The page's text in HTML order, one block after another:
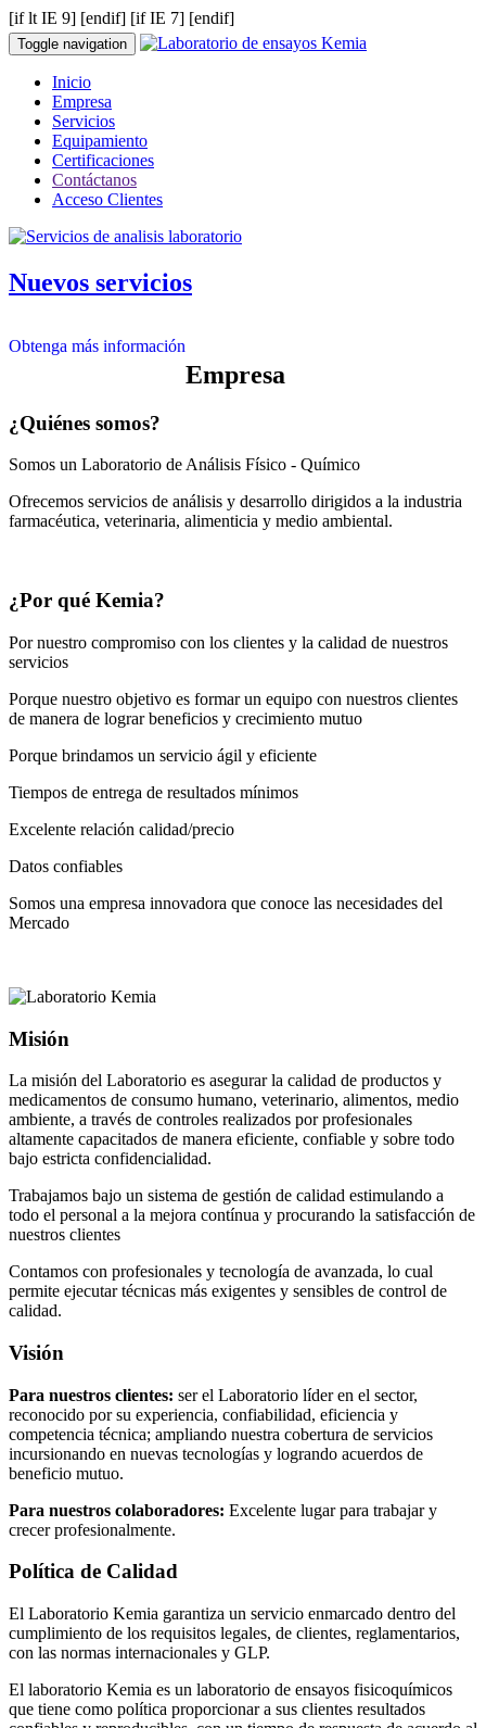
[if lt IE 9] [endif] [if IE 7] [endif]
Toggle navigation
Inicio
Empresa
Servicios
Equipamiento
Certificaciones
Contáctanos
Acceso Clientes
Nuevos servicios
Obtenga más información
Empresa
¿Quiénes somos?
Somos un Laboratorio de Análisis Físico - Químico
Ofrecemos servicios de análisis y desarrollo dirigidos a la industria
farmacéutica, veterinaria, alimenticia y medio ambiental.
¿Por qué Kemia?
Por nuestro compromiso con los clientes y la calidad de nuestros
servicios
Porque nuestro objetivo es formar un equipo con nuestros clientes
de manera de lograr beneficios y crecimiento mutuo
Porque brindamos un servicio ágil y eficiente
Tiempos de entrega de resultados mínimos
Excelente relación calidad/precio
Datos confiables
Somos una empresa innovadora que conoce las necesidades del
Mercado
Misión
La misión del Laboratorio es asegurar la calidad de productos y
medicamentos de consumo humano, veterinario, alimentos, medio
ambiente, a través de controles realizados por profesionales
altamente capacitados de manera eficiente, confiable y sobre todo
bajo estricta confidencialidad.
Trabajamos bajo un sistema de gestión de calidad estimulando a
todo el personal a la mejora contínua y procurando la satisfacción de
nuestros clientes
Contamos con profesionales y tecnología de avanzada, lo cual
permite ejecutar técnicas más exigentes y sensibles de control de
calidad.
Visión
Para nuestros clientes: ser el Laboratorio líder en el sector,
reconocido por su experiencia, confiabilidad, eficiencia y
competencia técnica; ampliando nuestra cobertura de servicios
incursionando en nuevas tecnologías y logrando acuerdos de
beneficio mutuo.
Para nuestros colaboradores: Excelente lugar para trabajar y
crecer profesionalmente.
Política de Calidad
El Laboratorio Kemia garantiza un servicio enmarcado dentro del
cumplimiento de los requisitos legales, de clientes, reglamentarios,
con las normas internacionales y GLP.
El laboratorio Kemia es un laboratorio de ensayos fisicoquímicos
que tiene como política proporcionar a sus clientes resultados